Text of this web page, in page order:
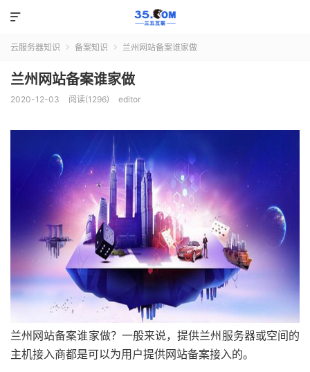

云服务器知识  备案知识  兰州网站备案谁家做
兰州网站备案谁家做
2020-12-03 阅读(1296) editor
兰州网站备案谁家做？一般来说，提供兰州服务器或空间的
主机接入商都是可以为用户提供网站备案接入的。